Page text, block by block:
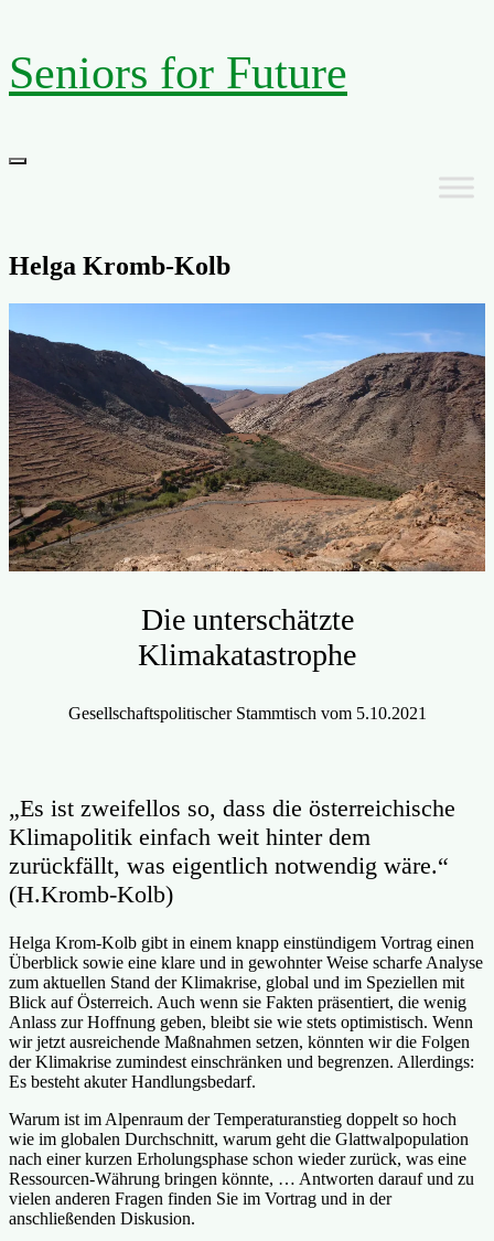
Zum
Inhalt
springen
Seniors for Future
Primäres
Helga Kromb-Kolb
Die unterschätzte
Klimakatastrophe
Gesellschaftspolitischer Stammtisch vom 5.10.2021
„Es ist zweifellos so, dass die österreichische
Klimapolitik einfach weit hinter dem
zurückfällt, was eigentlich notwendig wäre.“
(H.Kromb-Kolb)
Helga Krom-Kolb gibt in einem knapp einstündigem Vortrag einen
Überblick sowie eine klare und in gewohnter Weise scharfe Analyse
zum aktuellen Stand der Klimakrise, global und im Speziellen mit
Blick auf Österreich. Auch wenn sie Fakten präsentiert, die wenig
Anlass zur Hoffnung geben, bleibt sie wie stets optimistisch. Wenn
wir jetzt ausreichende Maßnahmen setzen, könnten wir die Folgen
der Klimakrise zumindest einschränken und begrenzen. Allerdings:
Es besteht akuter Handlungsbedarf.
Warum ist im Alpenraum der Temperaturanstieg doppelt so hoch
wie im globalen Durchschnitt, warum geht die Glattwalpopulation
nach einer kurzen Erholungsphase schon wieder zurück, was eine
Ressourcen-Währung bringen könnte, … Antworten darauf und zu
vielen anderen Fragen finden Sie im Vortrag und in der
anschließenden Diskusion.